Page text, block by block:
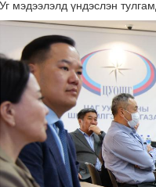
Уг мэдээлэлд үндэслэн